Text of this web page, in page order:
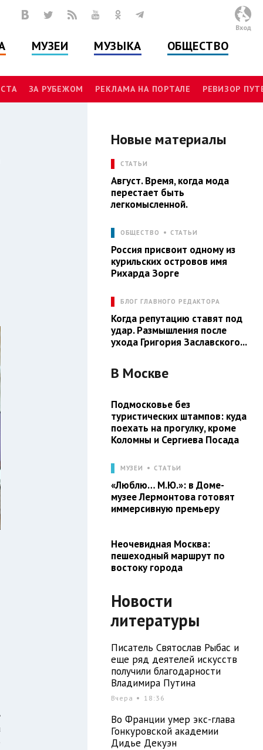
МУЗЕИ МУЗЫКА ОБЩЕСТВО
Вход
ЗА РУБЕЖОМ РЕКЛАМА НА ПОРТАЛЕ РЕВИЗОР
Новые материалы
СТАТЬИ
Август. Время, когда мода
перестает быть
легкомысленной.
ОБЩЕСТВО СТАТЬИ
Россия присвоит одному из
курильских островов имя
Рихарда Зорге
БЛОГ ГЛАВНОГО РЕДАКТОРА
Когда репутацию ставят под
удар. Размышления после
ухода Григория Заславского...
В Москве
Подмосковье без
туристических штампов: куда
поехать на прогулку, кроме
Коломны и Сергиева Посада
МУЗЕИ СТАТЬИ
«Люблю… М.Ю.»: в Доме-
музее Лермонтова готовят
иммерсивную премьеру
Неочевидная Москва:
пешеходный маршрут по
востоку города
Новости
литературы
Писатель Святослав Рыбас и
еще ряд деятелей искусств
получили благодарности
Владимира Путина
Вчера 18:36
Во Франции умер экс-глава
Гонкуровской академии
Дидье Декуэн